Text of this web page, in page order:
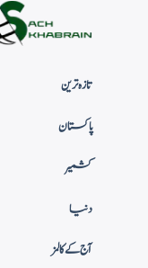
تازہ ترین
پاکستان
کشمیر
دنیا
آج کے کالمز